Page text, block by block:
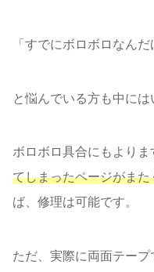
「すでにボロボロなん
と悩んでいる方も中には
ボロボロ具合にもより
てしまったページがまた
ば、修理は可能です。
ただ、実際に両面テー